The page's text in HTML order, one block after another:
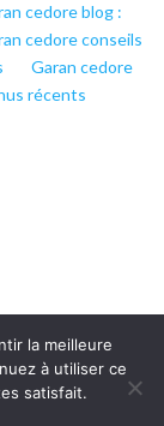
cedore blog :
cedore conseils
Garan cedore
récents
la meilleure
à utiliser ce
satisfait.